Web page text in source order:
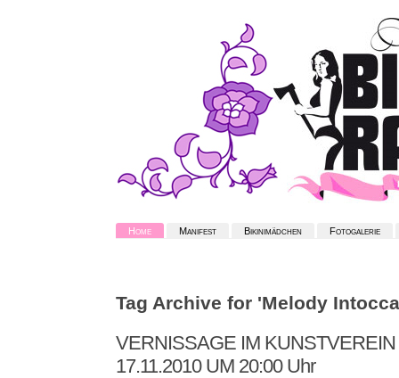
Home Manifest Bikinimädchen Fotogalerie
Tag Archive for 'Melody
VERNISSAGE IM
17.11.2010 UM 20:00 Uhr